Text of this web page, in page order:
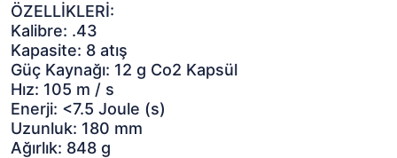
ÖZELLİKLERİ:
Kalibre: .43
Kapasite: 8 atış
Güç Kaynağı: 12 g Co2 Kapsül
Hız: 105 m / s
Enerji: <7.5 Joule (s)
Uzunluk: 180 mm
Ağırlık: 848 g